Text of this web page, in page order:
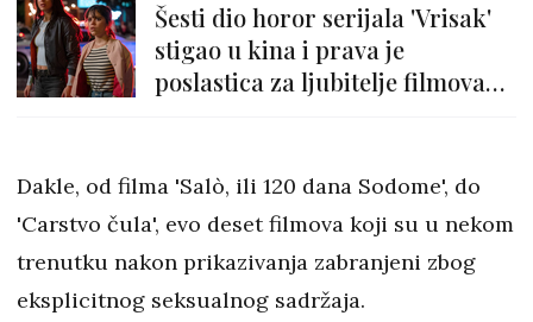
Šesti dio horor serijala 'Vrisak'
stigao u kina i prava je
poslastica za ljubitelje filmova
Dakle, od filma 'Salò, ili 120 dana Sodome', do
'Carstvo čula', evo deset filmova koji su u nekom
trenutku nakon prikazivanja zabranjeni zbog
eksplicitnog seksualnog sadržaja.